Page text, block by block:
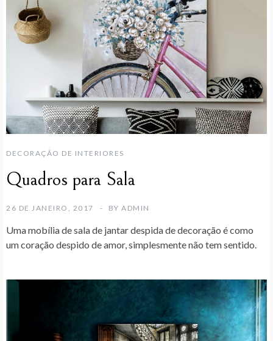
DECORAÇÃO DE INTERIORES
Quadros para Sala
26 DE JANEIRO, 2017 BY ADMIN
Uma mobília de sala de jantar despida de decoração é como
um coração despido de amor, simplesmente não tem sentido.